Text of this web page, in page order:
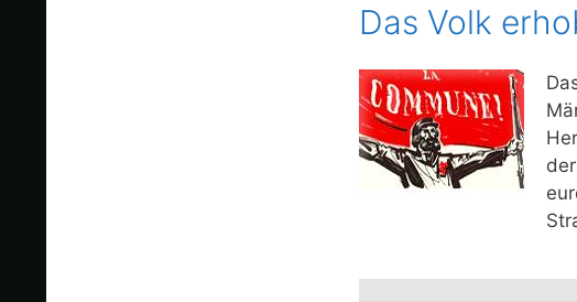
Das Volk